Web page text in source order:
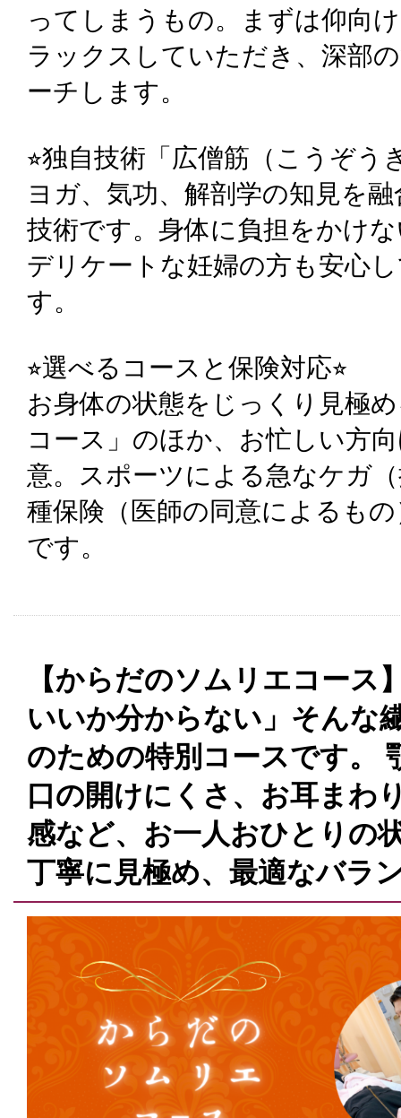
ってしまうもの。まずは仰向
ラックスしていただき、深部
ーチします。
⭐︎独自技術「広僧筋（こうぞう
ヨガ、気功、解剖学の知見を
技術です。身体に負担をかけ
デリケートな妊婦の方も安心
す。
⭐︎選べるコースと保険対応⭐︎
お身体の状態をじっくり見極
コース」のほか、お忙しい方
意。スポーツによる急なケガ
種保険（医師の同意によるも
です。
【からだのソムリエコース
いいか分からない」そんな
のための特別コースです。
口の開けにくさ、お耳まわ
感など、お一人おひとりの
丁寧に見極め、最適なバラ